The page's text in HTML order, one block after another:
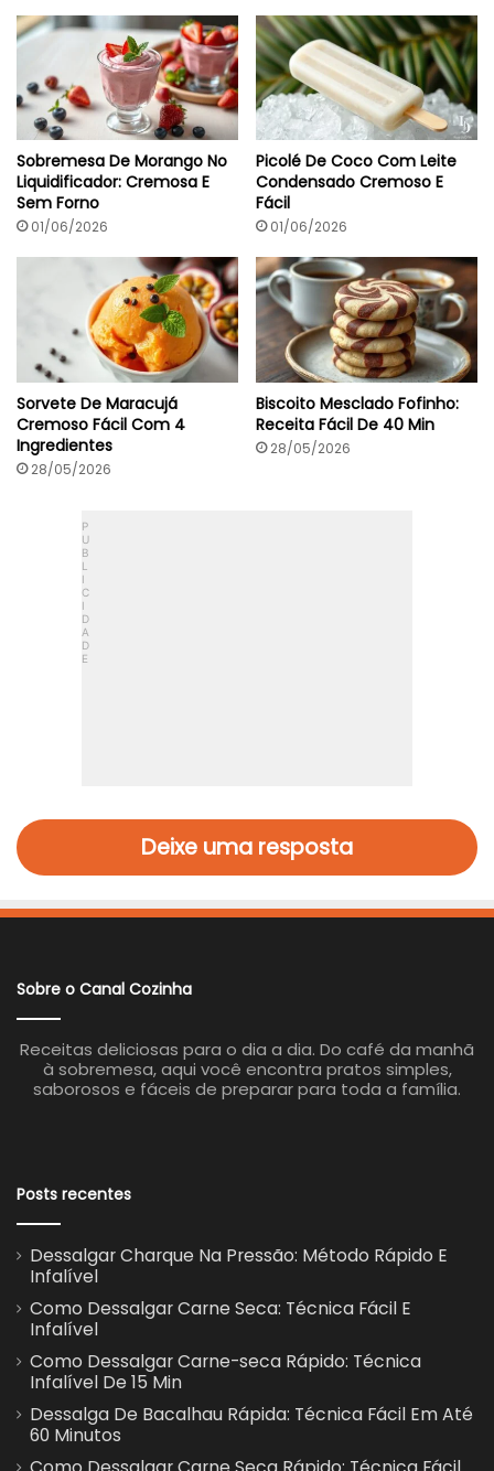
Sobremesa De Morango No
Liquidificador: Cremosa E
Sem Forno
01/06/2026
Picolé De Coco Com Leite
Condensado Cremoso E
Fácil
01/06/2026
Sorvete De Maracujá
Cremoso Fácil Com 4
Ingredientes
28/05/2026
Biscoito Mesclado Fofinho:
Receita Fácil De 40 Min
28/05/2026
Deixe uma resposta
Sobre o Canal Cozinha
Receitas deliciosas para o dia a dia. Do café da manhã
à sobremesa, aqui você encontra pratos simples,
saborosos e fáceis de preparar para toda a família.
Posts recentes
Dessalgar Charque Na Pressão: Método Rápido E
Infalível
Como Dessalgar Carne Seca: Técnica Fácil E
Infalível
Como Dessalgar Carne-seca Rápido: Técnica
Infalível De 15 Min
Dessalga De Bacalhau Rápida: Técnica Fácil Em Até
60 Minutos